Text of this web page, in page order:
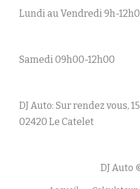
Lundi au Vendredi 9h-
Samedi 09h00-12h00
DJ Auto: Sur rendez vous,
02420 Le Catelet
DJ Auto